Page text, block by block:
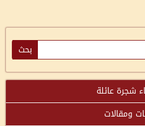
شجرة عائلة
ومقالات